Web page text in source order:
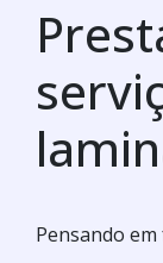
Pensando